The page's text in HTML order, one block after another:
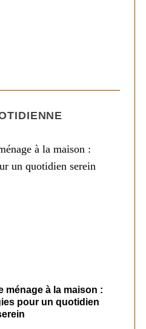
ménage à la maison :
pour un quotidien